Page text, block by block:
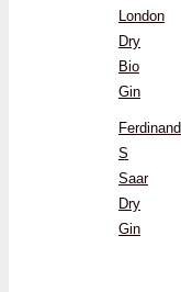
London
Dry
Bio
Gin
Ferdinand
S
Saar
Dry
Gin